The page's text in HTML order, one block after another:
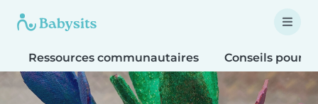
Ressources communautaires Conseils pour